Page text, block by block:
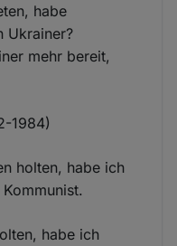
habe
Ukrainer?
mehr bereit,
1984)
holten, habe ich
habe ich